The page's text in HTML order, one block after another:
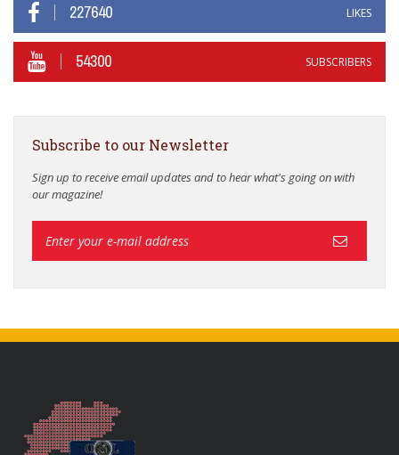
227640 LIKES
54300 SUBSCRIBERS
Subscribe to our Newsletter
Sign up to receive email updates and to hear what's going on with
our magazine!